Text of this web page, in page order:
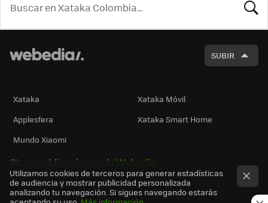
SUBIR
Xataka
Xataka Móvil
Applesfera
Xataka Smart Home
Mundo Xiaomi
Otras publicaciones de Webedia
Utilizamos cookies de terceros para generar estadísticas
de audiencia y mostrar publicidad personalizada
analizando tu navegación. Si sigues navegando estarás